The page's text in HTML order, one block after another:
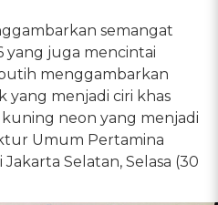
semangat
yang juga mencintai
menggambarkan
yang menjadi ciri khas
neon yang menjadi
Umum Pertamina
Selatan, Selasa (30